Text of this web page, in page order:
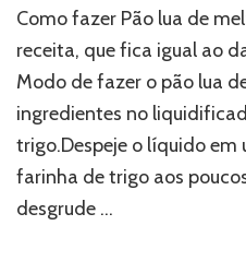
Como fazer Pão lua de
receita, que fica igual ao
Modo de fazer o pão lua
ingredientes no
trigo.Despeje o líquido em
farinha de trigo aos
desgrude …